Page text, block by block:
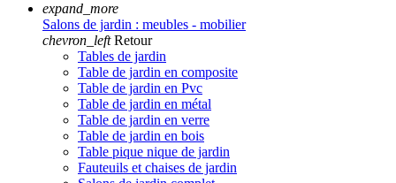
expand_more
Salons de jardin : meubles - mobilier
chevron_left Retour
Tables de jardin
Table de jardin en composite
Table de jardin en Pvc
Table de jardin en métal
Table de jardin en verre
Table de jardin en bois
Table pique nique de jardin
Fauteuils et chaises de jardin